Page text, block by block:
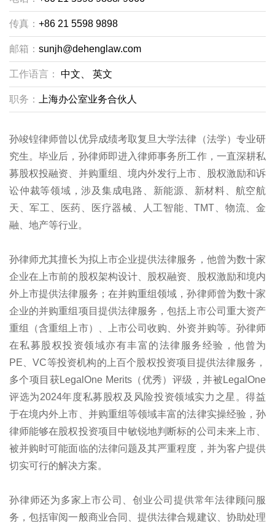
传真： +86 21 5598 9898
邮箱： sunjh@dehenglaw.com
工作语言： 中文、 英文
职务： 上海办公室业务合伙人
孙竣锽律师曾以优异成绩考取复旦大学法律（法学）专业研
究生。毕业后，孙律师即进入律师事务所工作，一直深耕私
募股权投融资、并购重组、境内外发行上市、股权激励和诉
讼仲裁等领域，涉及集成电路、新能源、新材料、航空航
天、军工、医药、医疗器械、人工智能、TMT、物流、金
融、地产等行业。
孙律师尤其擅长为拟上市企业提供法律服务，他曾为数十家
企业在上市前的股权架构设计、股权融资、股权激励和境内
外上市提供法律服务；在并购重组领域，孙律师曾为数十家
企业的并购重组项目提供法律服务，包括上市公司重大资产
重组（含重组上市）、上市公司收购、外资并购等。孙律师
在私募股权投资领域亦有丰富的法律服务经验，他曾为
PE、VC等投资机构的上百个股权投资项目提供法律服务，
多个项目获LegalOne Merits（优秀）评级，并被LegalOne
评选为2024年度私募股权及风险投资领域实力之星。得益
于在境内外上市、并购重组等领域丰富的法律实操经验，孙
律师能够在股权投资项目中敏锐地判断标的公司未来上市、
被并购时可能面临的法律问题及其严重程度，并为客户提供
切实可行的解决方案。
孙律师还为多家上市公司、创业公司提供常年法律顾问服
务，包括审阅一般商业合同、提供法律合规建议、协助处理